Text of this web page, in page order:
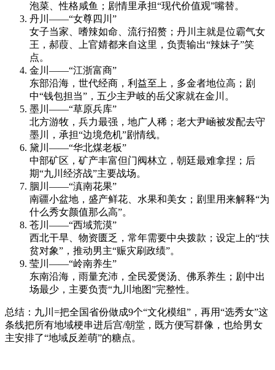
泡菜、性格咸鱼；剧情里承担“现代价值观”嘴替。
丹川——“女尊四川”
女子当家、嗜辣如命、流行招赘；丹川主就是位霸气女
王，郝葭、上官婧都来自这里，负责输出“辣妹子”笑
点。
金川——“江浙富商”
东部沿海，世代经商，利益至上，多金者地位高；剧
中“钱包担当”，五少主尹岐的岳父家就在金川。
墨川——“草原兵库”
北方游牧，兵力最强，地广人稀；老大尹崡被发配去守
墨川，承担“边境危机”剧情线。
黛川——“华北煤老板”
中部矿区，矿产丰富但门阀林立，朝廷最难拿捏；后
期“九川经济战”主要战场。
胭川——“滇南花果”
南疆小盆地，盛产鲜花、水果和美女；剧里用来解释“为
什么秀女颜值那么高”。
苍川——“西域荒漠”
西北干旱、物资匮乏，常年需要中央拨款；设定上的“扶
贫对象”，推动男主“赈灾刷政绩”。
莹川——“岭南养生”
东南沿海，雨量充沛，全民爱煲汤、佛系养生；剧中出
场最少，主要负责“九川地图”完整性。
总结：九川=把全国省份做成9个“文化模组”，再用“选秀女”这
条线把所有地域梗串进后宫/朝堂，既方便写群像，也给男女
主安排了“地域反差萌”的糖点。